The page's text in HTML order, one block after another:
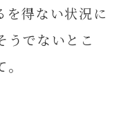
得ない状況に
うでないとこ